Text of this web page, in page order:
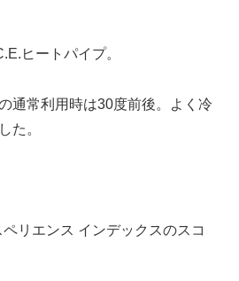
ヒートパイプ。
通常利用時は30度前後。よく冷
た。
リエンス インデックスのスコ